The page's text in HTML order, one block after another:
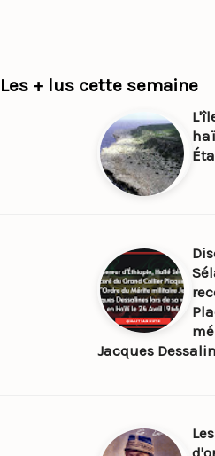
Les + lus cette semaine
Jacques